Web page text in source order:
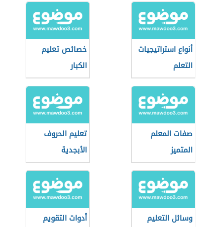
أنواع استراتيجيات
التعلم
خصائص تعليم
الكبار
صفات المعلم
المتميز
تعليم الحروف
الأبجدية
وسائل التعليم
أدوات التقويم